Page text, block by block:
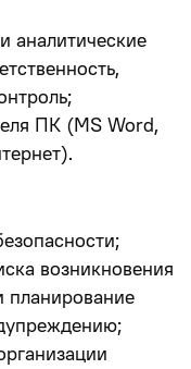
аналитические
ПК (MS Word,
возникновения
планирование